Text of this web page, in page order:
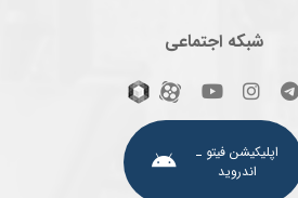
شبکه اجتماعی
اپلیکیشن فیتو ـ
اندروید